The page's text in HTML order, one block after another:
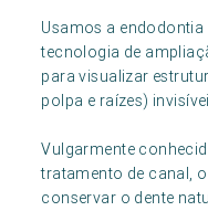
Usamos a
tecnologia de
para visualizar
polpa e raízes)
Vulgarmente
tratamento de canal,
conservar o dente